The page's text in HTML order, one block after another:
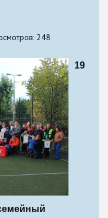
248
19